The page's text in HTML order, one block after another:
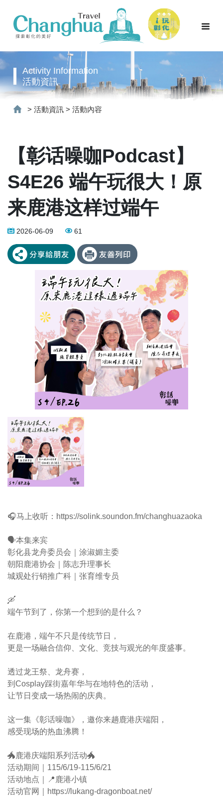
Activity Information
活動資訊
> 活動資訊 > 活動內容
【彰话噪咖Podcast】
S4E26 端午玩很大！原
来鹿港这样过端午
2026-06-09 61
🎧马上收听：https://solink.soundon.fm/changhuazaoka
🗣️本集来宾
彰化县龙舟委员会｜涂淑媚主委
朝阳鹿港协会｜陈志升理事长
城观处行销推广科｜张育维专员
🛶
端午节到了，你第一个想到的是什么？
在鹿港，端午不只是传统节日，
更是一场融合信仰、文化、竞技与观光的年度盛事。
透过龙王祭、龙舟赛，
到Cosplay踩街嘉年华与在地特色的活动，
让节日变成一场热闹的庆典。
这一集《彰话噪咖》，邀你来趟鹿港庆端阳，
感受现场的热血沸腾！
🐲鹿港庆端阳系列活动🐲
活动期间｜115/6/19-115/6/21
活动地点｜📍鹿港小镇
活动官网｜https://lukang-dragonboat.net/